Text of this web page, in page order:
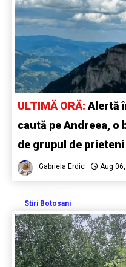
ULTIMĂ ORĂ: Alertă
caută pe Andreea, o
de grupul de prieteni
Gabriela Erdic Aug
Stiri Botosani